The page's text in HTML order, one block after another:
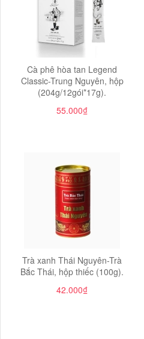
Cà phê hòa tan Legend
Classic-Trung Nguyên, hộp
(204g/12gói*17g).
55.000₫
Trà xanh Thái Nguyên-Trà
Bắc Thái, hộp thiếc (100g).
42.000₫